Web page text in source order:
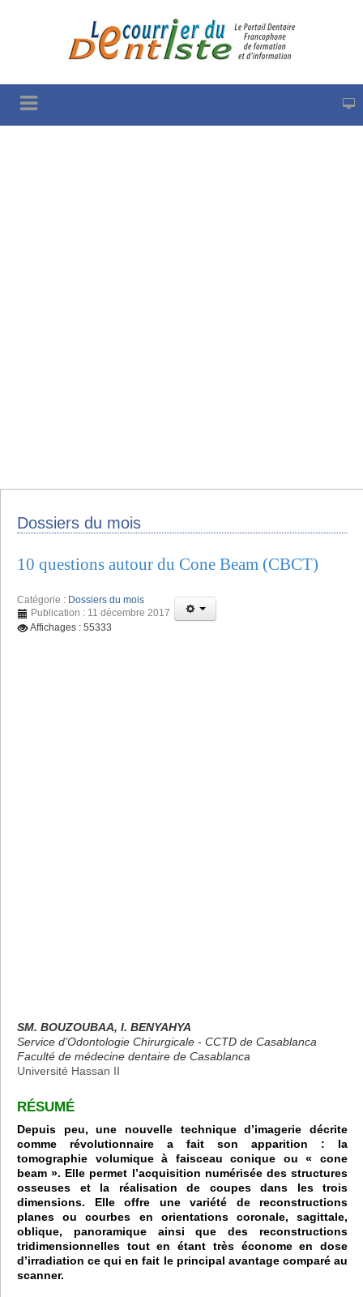
Dossiers du mois
10 questions autour du Cone Beam (CBCT)
Catégorie : Dossiers du mois
Publication : 11 décembre 2017
Affichages : 55333
SM. BOUZOUBAA, I. BENYAHYA
Service d’Odontologie Chirurgicale - CCTD de Casablanca
Faculté de médecine dentaire de Casablanca
Université Hassan II
RÉSUMÉ
Depuis peu, une nouvelle technique d’imagerie décrite
comme révolutionnaire a fait son apparition : la
tomographie volumique à faisceau conique ou « cone
beam ». Elle permet l’acquisition numérisée des structures
osseuses et la réalisation de coupes dans les trois
dimensions. Elle offre une variété de reconstructions
planes ou courbes en orientations coronale, sagittale,
oblique, panoramique ainsi que des reconstructions
tridimensionnelles tout en étant très économe en dose
d’irradiation ce qui en fait le principal avantage comparé au
scanner.